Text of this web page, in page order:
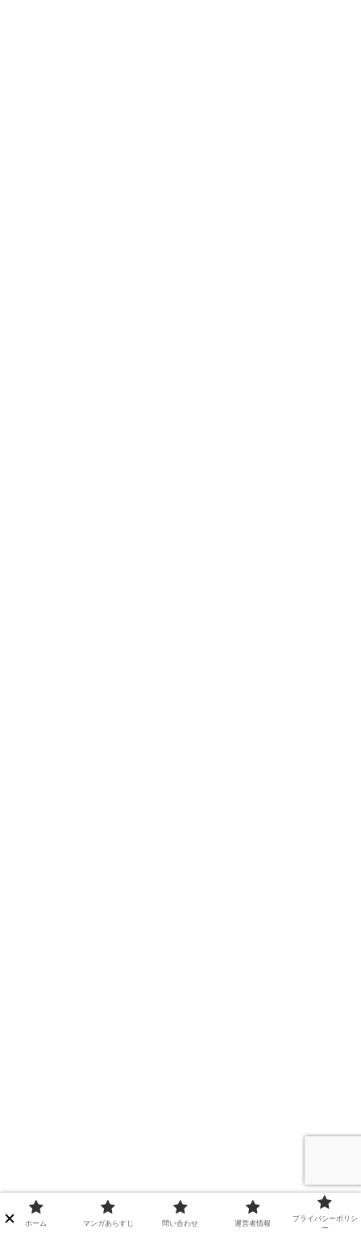
ホーム マンガあらすじ 問い合わせ 運営者情報
プライバシーポリシ
ー